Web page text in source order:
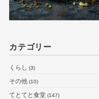
カテゴリー
くらし (3)
その他(10)
てとてと食堂(147)